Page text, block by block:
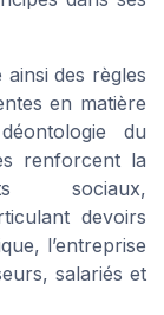
des règles
en matière
du
renforcent la
sociaux,
devoirs
l’entreprise
salariés et